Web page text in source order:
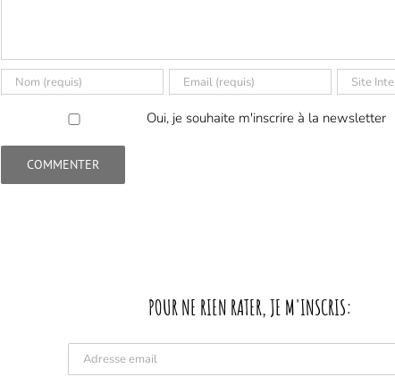
Oui, je souhaite m'inscrire à la newsletter
POUR NE RIEN RATER, JE M'INSCRIS: